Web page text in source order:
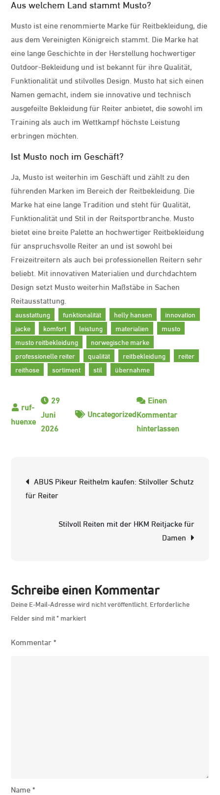
Aus welchem ​​Land stammt Musto?
Musto ist eine renommierte Marke für Reitbekleidung, die
aus dem Vereinigten Königreich stammt. Die Marke hat
eine lange Geschichte in der Herstellung hochwertiger
Outdoor-Bekleidung und ist bekannt für ihre Qualität,
Funktionalität und stilvolles Design. Musto hat sich einen
Namen gemacht, indem sie innovative und technisch
ausgefeilte Bekleidung für Reiter anbietet, die sowohl im
Training als auch im Wettkampf höchste Leistung
erbringen möchten.
Ist Musto noch im Geschäft?
Ja, Musto ist weiterhin im Geschäft und zählt zu den
führenden Marken im Bereich der Reitbekleidung. Die
Marke hat eine lange Tradition und steht für Qualität,
Funktionalität und Stil in der Reitsportbranche. Musto
bietet eine breite Palette an hochwertiger Reitbekleidung
für anspruchsvolle Reiter an und ist sowohl bei
Freizeitreitern als auch bei professionellen Reitern sehr
beliebt. Mit innovativen Materialien und durchdachtem
Design setzt Musto weiterhin Maßstäbe in Sachen
Reitausstattung.
ausstattung funktionalität helly hansen
innovation
jacke
komfort leistung materialien
musto
musto reitbekleidung
norwegische marke
professionelle reiter
qualität reitbekleidung
reiter
reithose
sortiment stil übernahme
29
Juni
2026
Uncategorized
Einen
Kommentar
hinterlassenzu
für
Reiter
Navigation
ABUS Pikeur Reithelm kaufen: Stilvoller Schutz
für Reiter
Stilvoll Reiten mit der HKM Reitjacke für
Damen
Schreibe einen Kommentar
Deine E-Mail-Adresse wird nicht veröffentlicht. Erforderliche
Felder sind mit*markiert
Kommentar*
Name*